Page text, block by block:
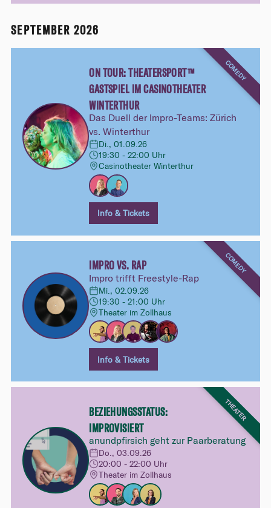
SEPTEMBER 2026
COMEDY
ON TOUR: THEATERSPORT™
GASTSPIEL IM CASINOTHEATER
WINTERTHUR
Das Duell der Impro-Teams: Zürich
vs. Winterthur
Di., 01.09.26
19:30 - 22:00 Uhr
Casinotheater Winterthur
Info & Tickets
COMEDY
IMPRO VS. RAP
Impro trifft Freestyle-Rap
Mi., 02.09.26
19:30 - 21:00 Uhr
Theater im Zollhaus
Info & Tickets
THEATER
BEZIEHUNGSSTATUS:
IMPROVISIERT
anundpfirsich geht zur Paarberatung
Do., 03.09.26
20:00 - 22:00 Uhr
Theater im Zollhaus